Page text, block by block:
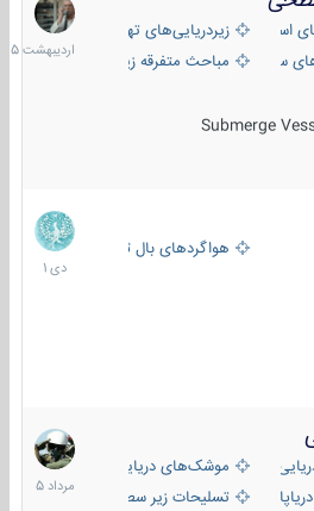
استراتژیکزیردریایی‌های تهاجمی
سبک
مباحث متفرقه زیرسطحی
Submerge
1405
هواگردهای بال ثابت
12
دی
1401
موشک‌های دریایی
تسلیحات زیر سطحی
2
مرداد
1405